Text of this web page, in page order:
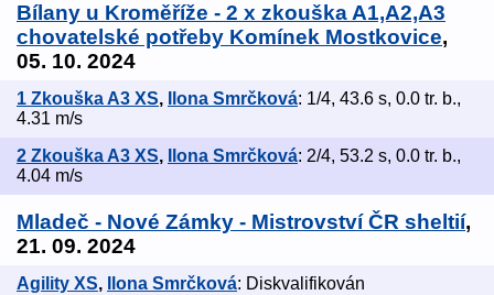
Bílany u Kroměříže - 2 x zkouška A1,A2,A3
chovatelské potřeby Komínek Mostkovice,
05. 10. 2024
1 Zkouška A3 XS, Ilona Smrčková: 1/4, 43.6 s, 0.0 tr. b.,
4.31 m/s
2 Zkouška A3 XS, Ilona Smrčková: 2/4, 53.2 s, 0.0 tr. b.,
4.04 m/s
Mladeč - Nové Zámky - Mistrovství ČR sheltií,
21. 09. 2024
Agility XS, Ilona Smrčková: Diskvalifikován